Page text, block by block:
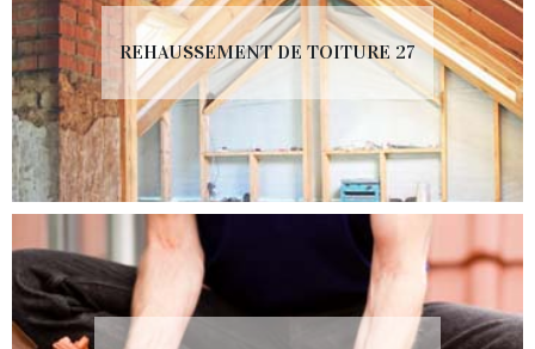
REHAUSSEMENT DE TOITURE 27